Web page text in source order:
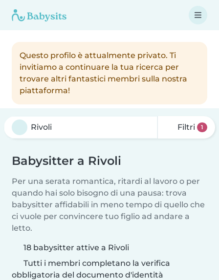
Questo profilo è attualmente privato. Ti
invitiamo a continuare la tua ricerca per
trovare altri fantastici membri sulla nostra
piattaforma!
Filtri 1
Babysitter a Rivoli
Per una serata romantica, ritardi al lavoro o per
quando hai solo bisogno di una pausa: trova
babysitter affidabili in meno tempo di quello che
ci vuole per convincere tuo figlio ad andare a
letto.
18 babysitter attive a Rivoli
Tutti i membri completano la verifica
obbligatoria del documento d'identità